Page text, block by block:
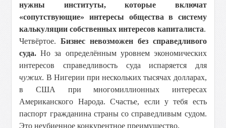
нужны институты, которые включат
«сопутствующие» интересы общества в систему
калькуляции собственных интересов капиталиста.
Четвёртое.Бизнес невозможен без справедливого
суда. Но за определённым уровнем экономических
интересов справедливость суда испаряется для
чужих. В Нигерии при нескольких тысячах долларах,
в США при многомиллионных интересах
Американского Народа. Счастье, если у тебя есть
паспорт гражданина страны со справедливым судом.
Это неубиенное конкурентное преимущество.